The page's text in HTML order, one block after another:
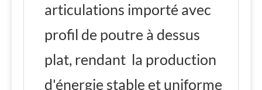
articulations importé avec
profil de poutre à dessus
plat, rendant la production
d'énergie stable et uniforme